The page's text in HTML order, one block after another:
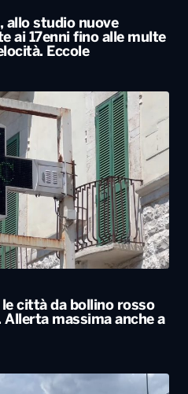
allo studio nuove
ai 17enni fino alle multe
Eccole
le città da bollino rosso
Allerta massima anche a